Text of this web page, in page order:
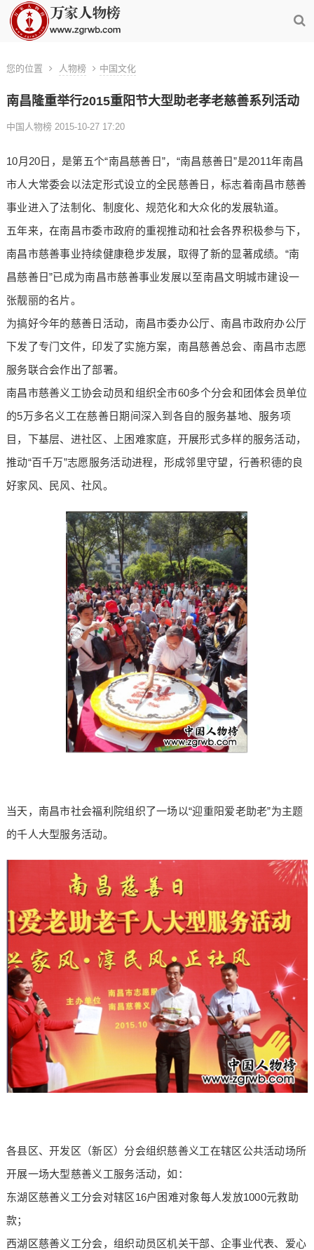
您的位置 人物榜 中国文化
南昌隆重举行2015重阳节大型助老孝老慈善系列活动
中国人物榜 2015-10-27 17:20
10月20日，是第五个“南昌慈善日”，“南昌慈善日”是2011年南昌
市人大常委会以法定形式设立的全民慈善日，标志着南昌市慈善
事业进入了法制化、制度化、规范化和大众化的发展轨道。
五年来，在南昌市委市政府的重视推动和社会各界积极参与下，
南昌市慈善事业持续健康稳步发展，取得了新的显著成绩。“南
昌慈善日”已成为南昌市慈善事业发展以至南昌文明城市建设一
张靓丽的名片。
为搞好今年的慈善日活动，南昌市委办公厅、南昌市政府办公厅
下发了专门文件，印发了实施方案，南昌慈善总会、南昌市志愿
服务联合会作出了部署。
南昌市慈善义工协会动员和组织全市60多个分会和团体会员单位
的5万多名义工在慈善日期间深入到各自的服务基地、服务项
目，下基层、进社区、上困难家庭，开展形式多样的服务活动，
推动“百千万”志愿服务活动进程，形成邻里守望，行善积德的良
好家风、民风、社风。
当天，南昌市社会福利院组织了一场以“迎重阳爱老助老”为主题
的千人大型服务活动。
各县区、开发区（新区）分会组织慈善义工在辖区公共活动场所
开展一场大型慈善义工服务活动，如：
东湖区慈善义工分会对辖区16户困难对象每人发放1000元救助
款；
西湖区慈善义工分会，组织动员区机关干部、企事业代表、爱心